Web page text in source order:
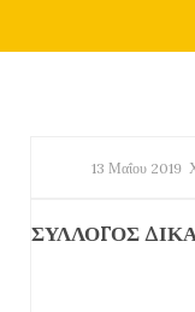
13 Μαΐου 2019
ΣΥΛΛΟΓΟΣ